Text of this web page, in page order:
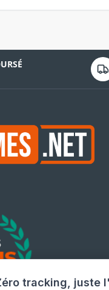
tracking, juste